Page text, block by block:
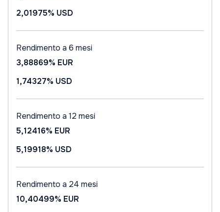
2,01975% USD
Rendimento a 6 mesi
3,88869% EUR
1,74327% USD
Rendimento a 12 mesi
5,12416% EUR
5,19918% USD
Rendimento a 24 mesi
10,40499% EUR